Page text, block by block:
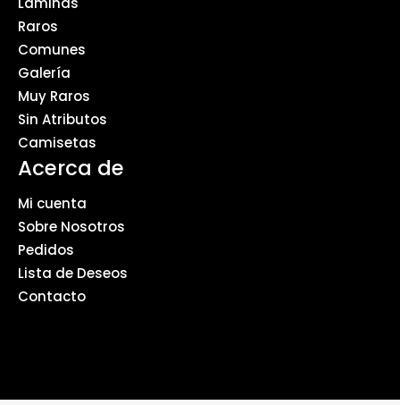
Raros
Comunes
Galería
Muy Raros
Sin Atributos
Camisetas
Acerca de
Mi cuenta
Sobre Nosotros
Pedidos
Lista de Deseos
Contacto